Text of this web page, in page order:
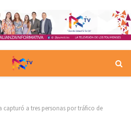
capturó a tres personas por tráfico de